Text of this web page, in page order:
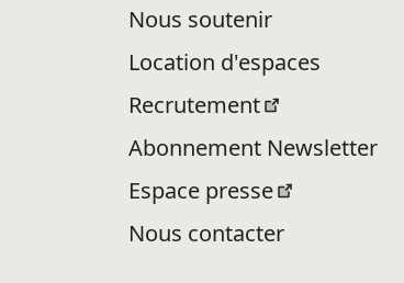
Nous soutenir
Location d'espaces
Recrutement
Abonnement Newsletter
Espace presse
Nous contacter